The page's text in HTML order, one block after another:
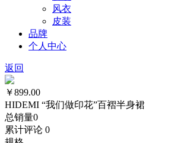
风衣
皮装
品牌
个人中心
返回
￥899.00
HIDEMI “我们做印花”百褶半身裙
总销量0
累计评论 0